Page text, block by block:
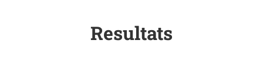
Resultats